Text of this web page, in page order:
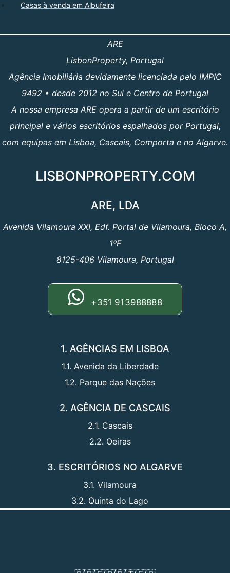
Casas à venda em Albufeira
ARE
LisbonProperty, Portugal
Agência Imobiliária devidamente licenciada pelo IMPIC
9492 • desde 2012 no Sul e Centro de Portugal
A nossa empresa ARE opera a partir de um escritório
principal e vários escritórios espalhados por Portugal,
com equipas em Lisboa, Cascais, Comporta e no Algarve.
LISBONPROPERTY.COM
ARE, LDA
Avenida Vilamoura XXI, Edf. Portal de Vilamoura, Bloco A,
1ºF
8125-406 Vilamoura, Portugal
+351 913988888
1. AGÊNCIAS EM LISBOA
1.1. Avenida da Liberdade
1.2. Parque das Nações
2. AGÊNCIA DE CASCAIS
2.1. Cascais
2.2. Oeiras
3. ESCRITÓRIOS NO ALGARVE
3.1. Vilamoura
3.2. Quinta do Lago